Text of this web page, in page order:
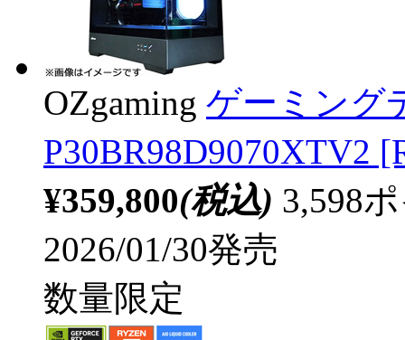
OZgaming ゲーミング
P30BR98D9070XTV2
¥359,800(税込) 3,598
2026/01/30発売
数量限定